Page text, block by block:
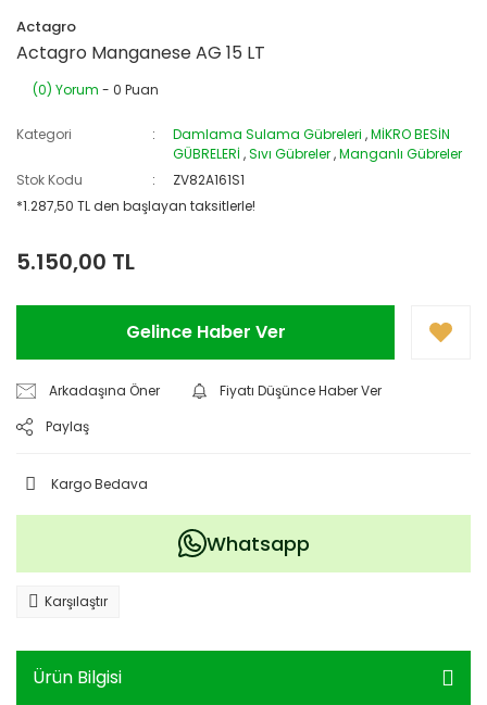
Actagro
Actagro Manganese AG 15 LT
(0) Yorum - 0 Puan
Kategori Damlama Sulama Gübreleri ,MİKRO BESİN
GÜBRELERİ ,Sıvı Gübreler,Manganlı Gübreler
Stok Kodu
ZV82A161S1
*1.287,50 TL den başlayan taksitlerle!
5.150,00 TL
Gelince Haber Ver
Arkadaşına Öner
Fiyatı Düşünce Haber Ver
Paylaş
Kargo Bedava
Whatsapp
Karşılaştır
Ürün Bilgisi